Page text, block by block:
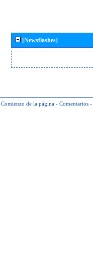
[Newsflashes]
Comienzo de la página - Comentarios -